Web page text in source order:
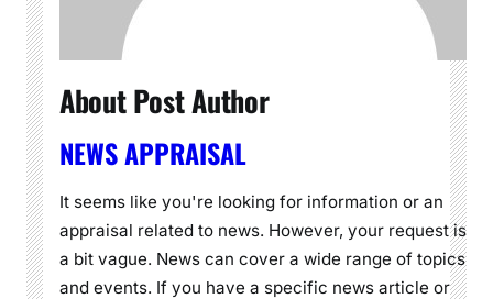
About Post Author
NEWS APPRAISAL
It seems like you're looking for information or an
appraisal related to news. However, your request is
a bit vague. News can cover a wide range of topics
and events. If you have a specific news article or